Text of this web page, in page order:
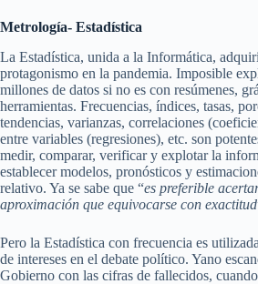
Metrología- Estadística
La Estadística, unida a la Informática,
protagonismo en la pandemia. Imposible
millones de datos si no es con resúmenes,
herramientas. Frecuencias, índices, tasas,
tendencias, varianzas, correlaciones
entre variables (regresiones), etc. son
medir, comparar, verificar y explotar la
establecer modelos, pronósticos y
relativo. Ya se sabe que “es preferible
aproximación que equivocarse con exactitud
Pero la Estadística con frecuencia es
de intereses en el debate político. Yano
Gobierno con las cifras de fallecidos,